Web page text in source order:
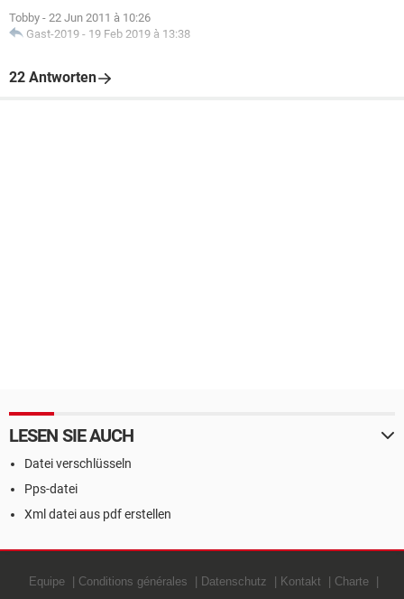
Tobby - 22 Jun 2011 à 10:26
Gast-2019 - 19 Feb 2019 à 13:38
22 Antworten
LESEN SIE AUCH
Datei verschlüsseln
Pps-datei
Xml datei aus pdf erstellen
Equipe Conditions générales Datenschutz Kontakt Charte